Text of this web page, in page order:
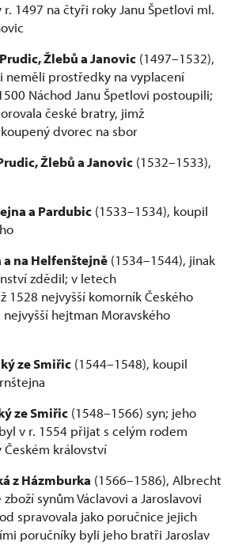
1497 na čtyři roky Janu Špetlovi ml.
Žlebů a Janovic (1497–1532),
neměli prostředky na vyplacení
Náchod Janu Špetlovi postoupili;
české bratry, jimž
dvorec na sbor
Žlebů a Janovic (1532–1533),
a Pardubic (1533–1534), koupil
a na Helfenštejně (1534–1544), jinak
zdědil; v letech
1528 nejvyšší komorník Českého
hejtman Moravského
ze Smiřic (1544–1548), koupil
ze Smiřic (1548–1566) syn; jeho
v r. 1554 přijat s celým rodem
království
z Házmburka (1566–1586), Albrecht
synům Václavovi a Jaroslavovi
spravovala jako poručnice jejich
poručníky byli jeho bratři Jaroslav